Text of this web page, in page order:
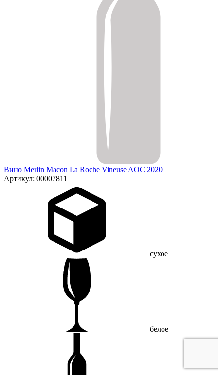
Вино Merlin Macon La Roche Vineuse AOC 2020
Артикул: 00007811
сухое
белое